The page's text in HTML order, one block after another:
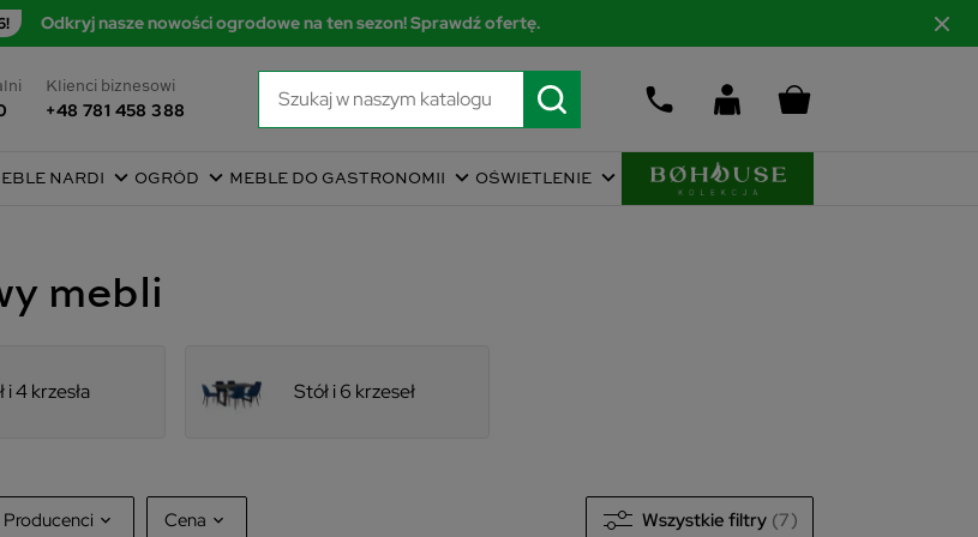
Odkryj nasze nowości ogrodowe na ten sezon! Sprawdź ofertę.
Klienci biznesowi
+48 781 458 388
NARDI OGRÓD MEBLE DO GASTRONOMII OŚWIETLENIE
mebli
i 4 krzesła Stół i 6 krzeseł
Producenci
Cena Wszystkie filtry (7)